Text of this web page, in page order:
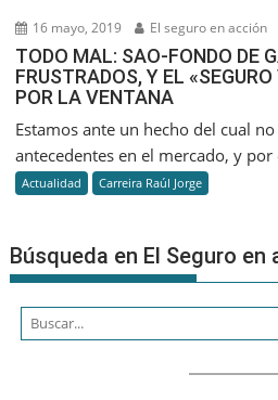
16 mayo, 2019 El seguro en acción
TODO MAL: SAO-FONDO DE
FRUSTRADOS, Y EL
POR LA VENTANA
Estamos ante un hecho del cual
antecedentes en el mercado, y por
Actualidad Carreira Raúl Jorge
Búsqueda en El Seguro en